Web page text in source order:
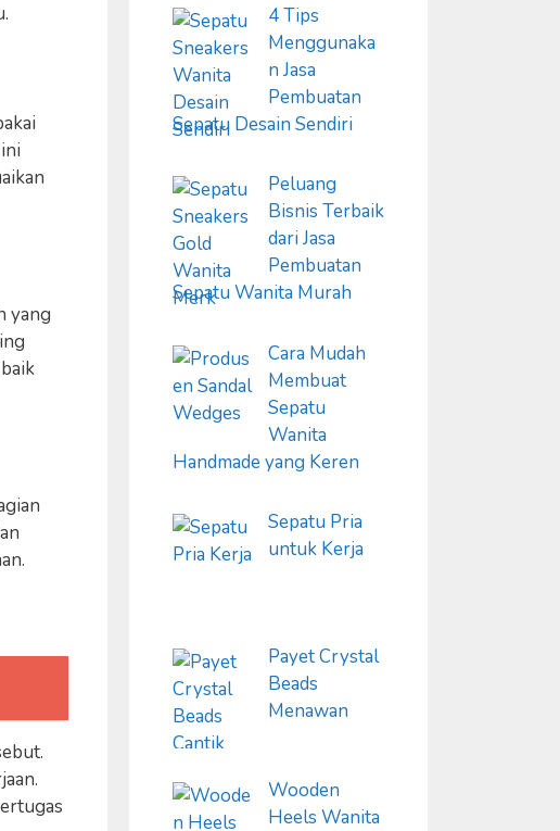
yang
4 Tips
Menggunaka
n Jasa
Pembuatan
Sepatu Desain Sendiri
Peluang
Bisnis Terbaik
dari Jasa
Pembuatan
Sepatu Wanita Murah
Cara Mudah
Membuat
Sepatu
Wanita
Handmade yang Keren
Sepatu Pria
untuk Kerja
Payet Crystal
Beads
Menawan
Wooden
Heels Wanita